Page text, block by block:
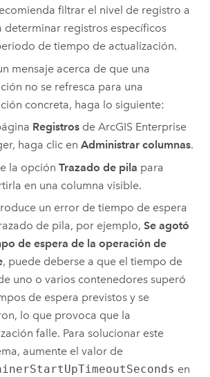
filtrar el nivel de registro a
determinar registros específicos
de tiempo de actualización.
mensaje acerca de que una
no se refresca para una
concreta, haga lo siguiente:
Registros deArcGIS Enterprise
, haga clic enAdministrar columnas.
la opciónTrazado de pila para
en una columna visible.
un error de tiempo de espera
de pila, por ejemplo,Se agotó
de espera de la operación de
, puede deberse a que el tiempo de
uno o varios contenedores superó
de espera previstos y se
lo que provoca que la
falle. Para solucionar este
aumente el valor de
en